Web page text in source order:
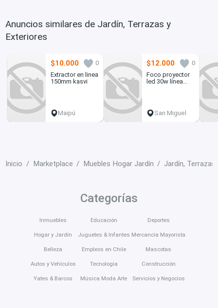
Anuncios similares de Jardín, Terrazas y
Exteriores
$10.000
0
Extractor en linea
150mm kasvi
Maipú
$12.000
0
Foco proyector
led 30w línea
San Miguel
Inicio Marketplace Muebles Hogar Jardín Jardín,
Categorías
Inmuebles
Hogar y Jardín
Belleza
Autos y Vehículos
Yates & Barcos
Educación
Juguetes & Infantes
Empleos en Chile
Tecnología
Música Moda Arte
Deportes
Mercancía Mayorista
Mascotas
Construcción
Servicios y Negocios